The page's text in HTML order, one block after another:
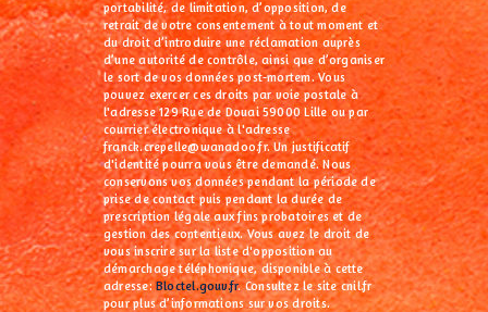
portabilité, de limitation, d’opposition, de
retrait de votre consentement à tout moment et
du droit d’introduire une réclamation auprès
d’une autorité de contrôle, ainsi que d’organiser
le sort de vos données post-mortem. Vous
pouvez exercer ces droits par voie postale à
l'adresse 129 Rue de Douai 59000 Lille ou par
courrier électronique à l'adresse
franck.crepelle@wanadoo.fr. Un justificatif
d'identité pourra vous être demandé. Nous
conservons vos données pendant la période de
prise de contact puis pendant la durée de
prescription légale aux fins probatoires et de
gestion des contentieux. Vous avez le droit de
vous inscrire sur la liste d'opposition au
démarchage téléphonique, disponible à cette
adresse:Bloctel.gouv.fr. Consultez le site cnil.fr
pour plus d’informations sur vos droits.